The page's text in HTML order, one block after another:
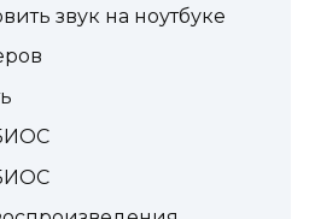
звук на ноутбуке